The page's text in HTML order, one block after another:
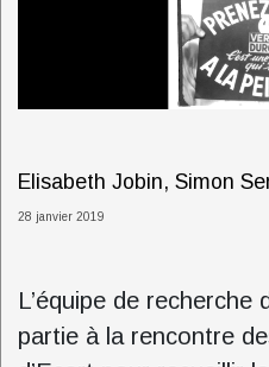
Elisabeth Jobin, Simon
28 janvier 2019
L’équipe de
partie à la rencontre